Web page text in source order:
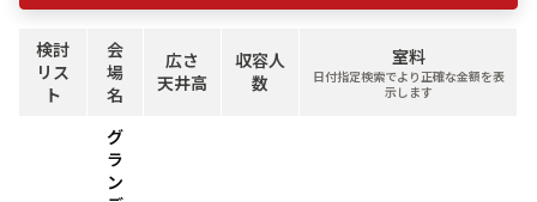
検討
リス
ト
会
場
名
広さ
天井高
収容人
数
室料
日付指定検索でより正確な金額を表
示します
グ
ラ
ン